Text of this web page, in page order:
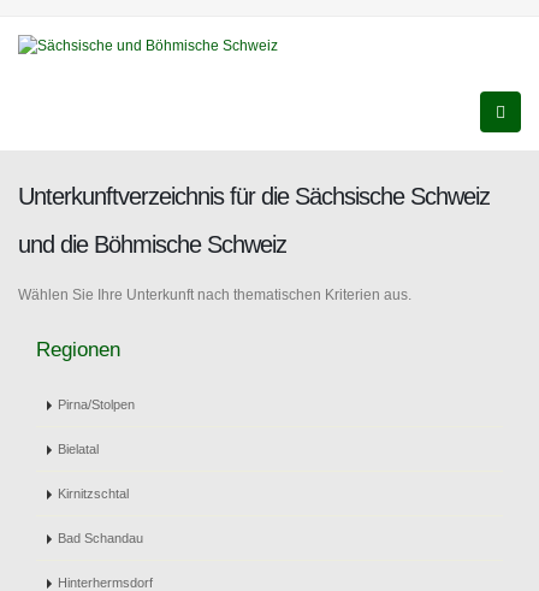
Unterkunftverzeichnis für die Sächsische Schweiz
und die Böhmische Schweiz
Wählen Sie Ihre Unterkunft nach thematischen Kriterien aus.
Regionen
Pirna/Stolpen
Bielatal
Kirnitzschtal
Bad Schandau
Hinterhermsdorf